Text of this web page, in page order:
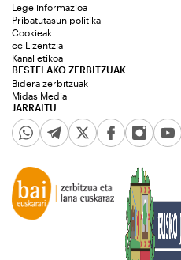
JARRAITU
Lege informazioa
Pribatutasun politika
Cookieak
cc Lizentzia
Kanal etikoa
BESTELAKO ZERBITZUAK
Bidera zerbitzuak
Midas Media